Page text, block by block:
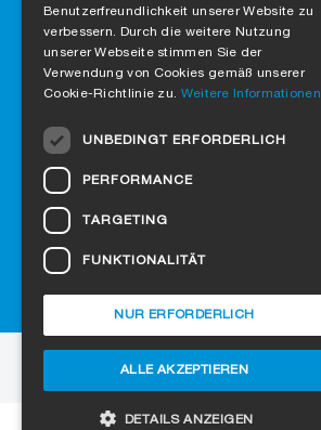
Kontakt
SIGA
Rütmattstrasse 7
CH-6017 Ruswil
zu Google Maps
Kontaktformular
Vertraue auf zertifizierte Qualität
Über uns Referenzen
ENGLISH
FRENCH
DANISH
LATVIAN
Benutzerfreundlichkeit unserer Website zu
verbessern. Durch die weitere Nutzung
unserer Webseite stimmen Sie der
Verwendung von Cookies gemäß unserer
Cookie-Richtlinie zu. Weitere Informationen
UNBEDINGT ERFORDERLICH
PERFORMANCE
TARGETING
FUNKTIONALITÄT
ALLE AKZEPTIEREN
NUR ERFORDERLICH
DETAILS ANZEIGEN